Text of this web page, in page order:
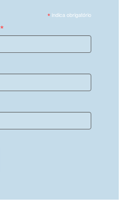
*indica obrigatório
*